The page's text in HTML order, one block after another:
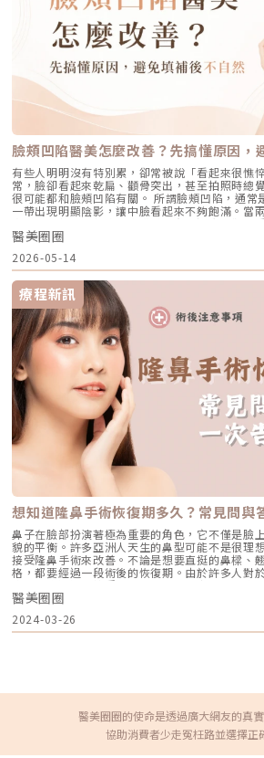
曬 避免攝取辛辣或含酒的食物私密處平時維持
養，保持良好的通風環境 選擇柔軟材質的內衣褲
健康的生活和運動習慣，促進身體的代謝功能 尋
以維持私密部位的整潔 維持正常的酸鹼平衡，
過度清潔，應使用溫和、不含香精的清潔用品延
密處雷射除毛價格與效果大公開！★溫馨提醒★
單純的商業交易，所有的療程都伴隨著風險。因
擇合適的醫療方案，以確保安全與健康。
手臂等區域，則是大多數人反應全身上下最難變
科暨醫學美容中心-楊心怡醫師提供）第一名：
腰間肉、游泳圈側腰、腹部都很容易堆積「頑固
也可能因坐姿、骨盆歪斜影響血液循環而累積脂
謝慢，單靠飲食控制或健身常只瘦四肢，腹部與
加速雕塑腰腹曲線，可考慮運用醫美體雕課程消
更纖瘦好看的腰身線條。第二名：女性最怕的鬆
臂蝴蝶袖手臂、腿部等部位易堆積脂肪，特別是
困擾。隨著皮膚彈性下降，鬆弛問題更明顯，即
得無力。體雕課程透過專業技術，能有效緊實肌
想身形。第三名：年輕曲線的關鍵／蜜桃臀、微
認為的美麗標準，反而許多女性嚮往擁有緊緻挺
康活力。然而，久坐與缺乏運動容易導致臀部下
健身也未必達到理想效果。透過專業體雕課程，
增強肌肉力量與彈性，打造完美臀形。醫美體雕
哪種療程？想要實現「局部瘦」的理想，現代有
體雕，幫助自己更輕鬆打造理想體態。而目前芯
儀器：冷凍減脂、EMSCULPT NEo、EMBODY核
求的族群，都能找到合適的治療方案。（圖／芯
楊心怡醫師提供）▌CoolSculpting EliteÂ 冷凍
Elite酷塑冷凍減脂是一種非侵入式體雕，其原理
性，採用-11℃的低溫與負壓吸引技術與專利，
自然凋亡再代謝排出體外，達到明顯減脂的效果
酷塑冷凍減脂單次治療平均可減少20~25%的脂
達27%的脂肪厚度，效果相當顯著。 適用部位
著的減脂效果，可針對性消除局部區域的肥厚脂
鞍肉、臀部、大腿等，達到更均勻的身形比例。
腹部鬆弛肥胖，也能利用Elite酷塑冷凍減脂來改
況，就需要就需要適當採取增肌治療，才能妥善
暨醫學美容中心-楊心怡醫師提供）《點擊看完
「芯漾皮膚科暨醫學美容中心-楊心怡醫師專欄」
臉頰凹陷醫美怎麼改善？先搞懂原因，
有些人明明沒有特別累，卻常被說「看起來很憔
常，臉卻看起來乾扁、顴骨突出，甚至拍照時總
很可能都和臉頰凹陷有關。 所謂臉頰凹陷，通常
一帶出現明顯陰影，讓中臉看起來不夠飽滿。當
容易出現乾癟、削瘦、疲憊感，有時還會讓顴骨
令紋、木偶紋或嘴邊肉的視覺感。臉頰凹陷會讓
影響下半臉輪廓支撐。 不過，臉頰凹陷並不是「
單。在考慮醫美改善前，最重要的是先判斷：你
鬆弛下垂造成陰影？如果方向判斷錯誤，可能不
腫、越補越不自然。臉頰凹陷原因有哪些？不只
陷，第一步不是先問「要打什麼」，而是先了解
因大致分成以下幾種。1. 天生骨骼與臉型結構有
頰脂肪比較少，或中臉骨骼支撐較不足，即使年
陷的感覺。這類人常會覺得自己不是胖瘦問題，
感」。結構型臉頰凹陷通常和顴骨、上顎骨、下
布有關。若只單純往凹陷處大量填補，不一定能
起來變寬、變厚，失去原本的輪廓感。2. 脂肪流
增加，臉部脂肪墊、膠原蛋白與深層支撐都會逐
肌與中臉線條，可能慢慢變得扁平，顴骨下方陰
所會把這類狀況歸類為「流失型臉頰凹陷」，可
骨質流失有關，常見於自然老化、生活作息不穩
速減重或體重變化不少人減重成功後，身材變好
現老態。這是因為短時間體重下降時，臉部脂肪
來臉部脂肪就不多的人，更容易出現臉頰乾癟、
情況。這類凹陷不一定能靠「吃胖」精準補回來
定剛好在你想改善的地方。4. 中臉鬆弛、蘋果肌
凹陷，不是單純缺少體積，而是因為中臉支撐變
下方出現凹陷陰影。這種狀況如果只針對凹處填
「下垂」問題。簡單來說，臉頰凹陷可能是「真
「組織位置往下掉」。前者可能需要填補或膠原
拉提、緊緻，或複合式療程。臉頰凹陷醫美有哪
美療程有很多，常見包含玻尿酸、童顏針／舒顏
瓷、自體脂肪移植，以及電音波拉提。不同療程
陷類型也不一樣。玻尿酸填補：適合局部凹陷、
酸是臉頰凹陷常見的填補選項之一，特色是可以
後通常能較快看到填補效果。診所資料中也常提
淚溝、眼窩、雙頰等凹陷部位，並依照部位選擇
否補打。童顏針／舒顏萃：適合膠原蛋白流失、
聚左旋乳酸(Poly-L-lactic acid，PLLA)，如果臉
失、整體臉部乾癟，或想要比較自然、漸進式的
原蛋白增生劑，例如4D童顏針／舒顏萃。和玻尿
醫美圈圈
2026-05-14
療程新訊
想知道隆鼻手術恢復期多久？常見問與
鼻子在臉部扮演著極為重要的角色，它不僅是臉
貌的平衡。許多亞洲人天生的鼻型可能不是很理
接受隆鼻手術來改善。不論是想要直挺的鼻樑、
格，都要經過一段術後的恢復期。由於許多人對
這也成為遲遲未接受隆鼻手術的原因之一。到底
久？術後應該如何進行護理？小編將針對這些常
果你也因此而感到困惑，不妨跟著小編一起來了
間每個人的隆鼻術後恢復期都會因手術的複雜程
通常大約需要3到6個月的時間。在這段期間中，
以使用溫熱敷。另外，偶爾站起來走動可以促進
間裡，建議避免做激烈的運動，飲食上則要忌口
試使用消腫點滴或其他中西醫方式來加速恢復，
醫美圈圈
2024-03-26
醫美圈圈的使命是透過廣大網友的真
協助消費者少走冤枉路並選擇正